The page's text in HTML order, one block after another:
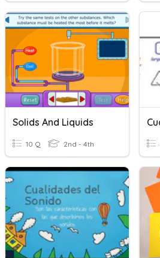
Solids And Liquids
10 Q 2nd - 4th